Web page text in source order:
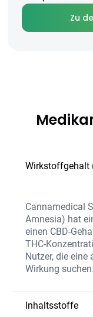
Zu
Wirkstoffgehalt
Cannamedical
Amnesia) hat
einen CBD-
THC-
Nutzer, die
Wirkung suchen.
Inhaltsstoffe